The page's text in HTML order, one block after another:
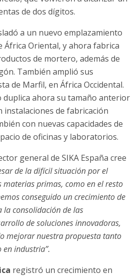
de dos dígitos.
a un nuevo emplazamiento
África Oriental, y ahora fabrica
de mortero, además de
También amplió sus
de Marfil, en África Occidental.
duplica ahora su tamaño anterior
instalaciones de fabricación
con nuevas capacidades de
de oficinas y laboratorios.
general de SIKA España cree
de la difícil situación por el
materias primas, como en el resto
conseguido un crecimiento de
la consolidación de las
de soluciones innovadoras,
mejorar nuestra propuesta tanto
en industria”.
registró un crecimiento en